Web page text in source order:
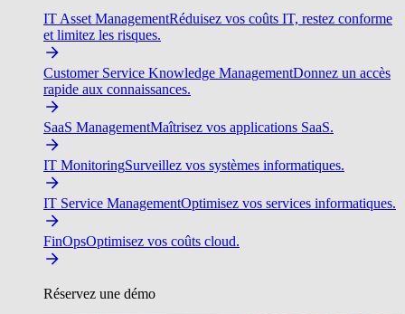
IT Asset ManagementRéduisez vos coûts IT, restez conforme
et limitez les risques.
Customer Service Knowledge ManagementDonnez un accès
rapide aux connaissances.
SaaS ManagementMaîtrisez vos applications SaaS.
IT MonitoringSurveillez vos systèmes informatiques.
IT Service ManagementOptimisez vos services informatiques.
FinOpsOptimisez vos coûts cloud.
Réservez une démo